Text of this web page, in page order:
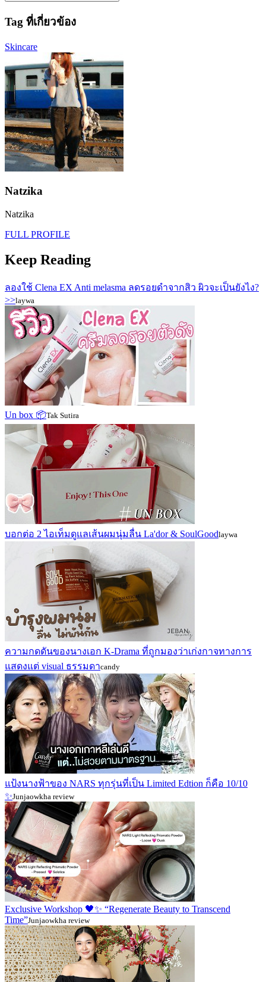
Tag ที่เกี่ยวข้อง
Skincare
Natzika
Natzika
FULL PROFILE
Keep Reading
ลองใช้ Clena EX Anti melasma ลดรอยดำจากสิว ผิวจะเป็นยังไง?
>>laywa
Un box 📦Tak Sutira
บอกต่อ 2 ไอเท็มดูแลเส้นผมนุ่มลื่น La'dor & SoulGoodlaywa
ความกดดันของนางเอก K-Drama ที่ถูกมองว่าเก่งกาจทางการ
แสดงแต่ visual ธรรมดาcandy
แป้งนางฟ้าของ NARS ทุกรุ่นที่เป็น Limited Edtion ก็คือ 10/10
✨Junjaowkha review
Exclusive Workshop 🖤✨ “Regenerate Beauty to Transcend
Time”Junjaowkha review